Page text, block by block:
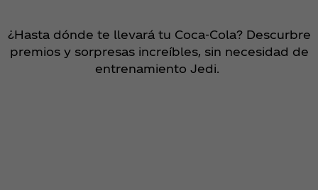
¿Hasta dónde te llevará tu Coca‑Cola? Descurbre
premios y sorpresas increíbles, sin necesidad de
entrenamiento Jedi.